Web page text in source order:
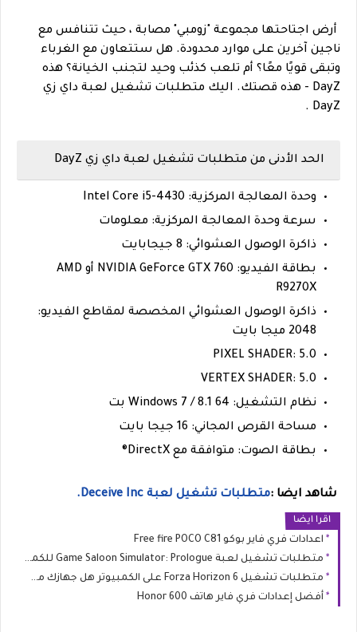
أرض اجتاحتها مجموعة "زومبي" مصابة ، حيث تتنافس مع
ناجين آخرين على موارد محدودة. هل ستتعاون مع الغرباء
وتبقى قويًا معًا؟ أم تلعب كذئب وحيد لتجنب الخيانة؟ هذه
DayZ - هذه قصتك. اليك متطلبات تشغيل لعبة داي زي
DayZ .
الحد الأدنى من متطلبات تشغيل لعبة داي زي DayZ
وحدة المعالجة المركزية: Intel Core i5-4430
سرعة وحدة المعالجة المركزية: معلومات
ذاكرة الوصول العشوائي: 8 جيجابايت
بطاقة الفيديو: NVIDIA GeForce GTX 760 أو AMD
R9270X
ذاكرة الوصول العشوائي المخصصة لمقاطع الفيديو:
2048 ميجا بايت
PIXEL SHADER: 5.0
VERTEX SHADER: 5.0
نظام التشغيل: Windows 7 / 8.1 64 بت
مساحة القرص المجاني: 16 جيجا بايت
بطاقة الصوت: متوافقة مع DirectX®
شاهد ايضا :متطلبات تشغيل لعبة Deceive Inc.
اقرا ايضا
اعدادات فري فاير بوكو Free fire POCO C81
متطلبات تشغيل لعبة Game Saloon Simulator: Prologue للكمبيوتر (الحد الأدنى والموصى به)
متطلبات تشغيل Forza Horizon 6 على الكمبيوتر هل جهازك مستعد لليابان؟
أفضل إعدادات فري فاير هاتف Honor 600